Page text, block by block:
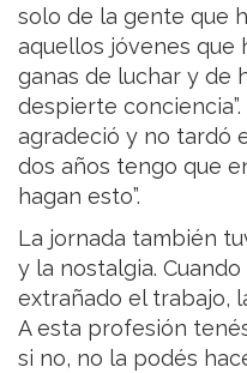
solo de la gente que
aquellos jóvenes que
ganas de luchar y de
despierte
agradeció y no tardó
dos años tengo que
hagan esto”.
La jornada también
y la nostalgia.
extrañado el trabajo,
A esta profesión
si no, no la podés